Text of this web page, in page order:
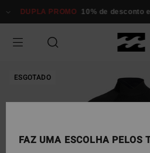
para
informação
DUPLA PROMO 10% de desconto
ESGOTADO
FAZ UMA ESCOLHA PELOS